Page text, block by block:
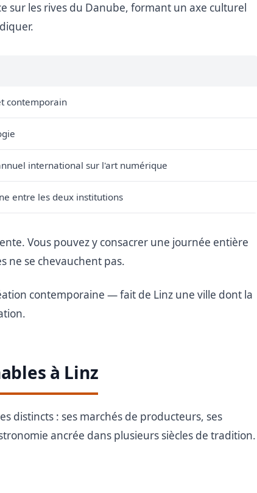
sur les rives du Danube, formant un axe culturel
contemporain
international sur l'art numérique
entre les deux institutions
Vous pouvez y consacrer une journée entière
ne se chevauchent pas.
contemporaine — fait de Linz une ville dont la
à Linz
distincts : ses marchés de producteurs, ses
ancrée dans plusieurs siècles de tradition.